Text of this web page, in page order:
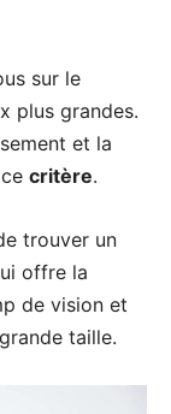
sur le
plus grandes.
et la
critère.
trouver un
offre la
de vision et
taille.